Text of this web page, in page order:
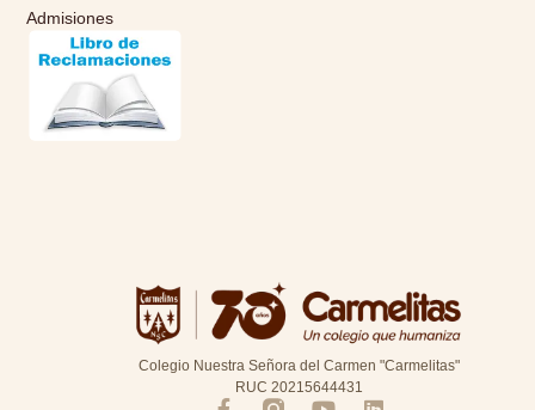
Colegio Nuestra Señora del Carmen "Carmelitas"
RUC 20215644431
Admisiones